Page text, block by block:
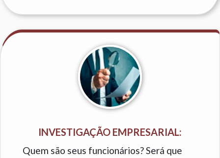
INVESTIGAÇÃO EMPRESARIAL:
Quem são seus funcionários? Será que